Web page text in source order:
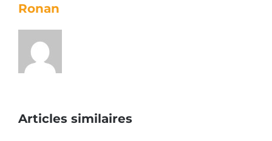
Ronan
Articles similaires